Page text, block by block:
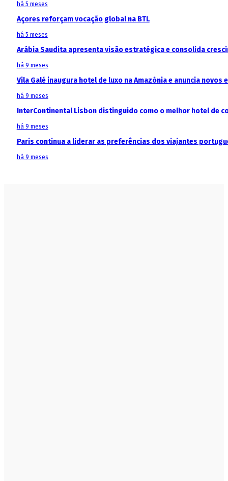
há 5 meses
Açores reforçam vocação global na BTL
há 5 meses
Arábia Saudita apresenta visão estratégica e consolida
há 9 meses
Vila Galé inaugura hotel de luxo na Amazónia e anuncia
há 9 meses
InterContinental Lisbon distinguido como o melhor hotel de
há 9 meses
Paris continua a liderar as preferências dos viajantes
há 9 meses